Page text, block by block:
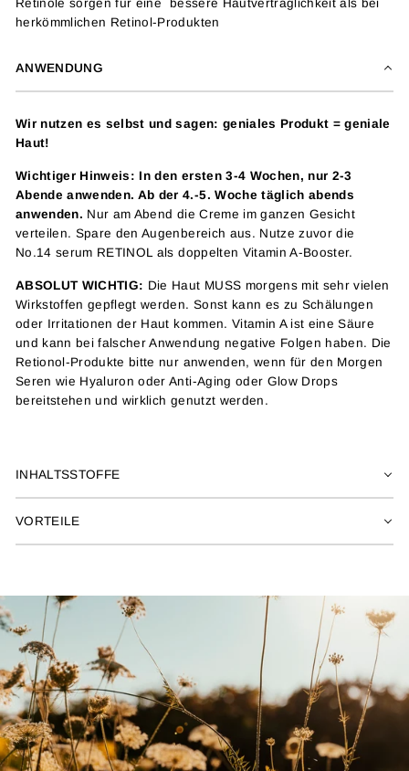
Retinole sorgen für eine bessere Hautverträglichkeit als bei
herkömmlichen Retinol-Produkten
ANWENDUNG
Wir nutzen es selbst und sagen: geniales Produkt = geniale
Haut!
Wichtiger Hinweis: In den ersten 3-4 Wochen, nur 2-3
Abende anwenden. Ab der 4.-5. Woche täglich abends
anwenden. Nur am Abend die Creme im ganzen Gesicht
verteilen. Spare den Augenbereich aus. Nutze zuvor die
No.14 serum RETINOL als doppelten Vitamin A-Booster.
ABSOLUT WICHTIG: Die Haut MUSS morgens mit sehr vielen
Wirkstoffen gepflegt werden. Sonst kann es zu Schälungen
oder Irritationen der Haut kommen. Vitamin A ist eine Säure
und kann bei falscher Anwendung negative Folgen haben. Die
Retionol-Produkte bitte nur anwenden, wenn für den Morgen
Seren wie Hyaluron oder Anti-Aging oder Glow Drops
bereitstehen und wirklich genutzt werden.
INHALTSSTOFFE
VORTEILE